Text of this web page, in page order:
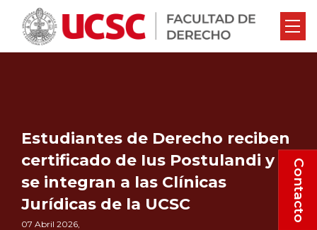
Estudiantes de Derecho reciben
certificado de Ius Postulandi y
se integran a las Clínicas
Jurídicas de la UCSC
07 Abril 2026,
Contacto